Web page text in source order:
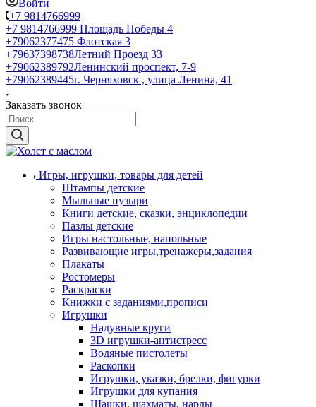
Войти
+7 9814766999
+7 9814766999 Площадь Победы 4
+79062377475 Флотская 3
+79637398738Летний Проезд 33
+79062389792Ленинский проспект, 7-9
+79062389445г. Черняховск , улица Ленина, 41
Заказать звонок
Игры, игрушки, товары для детей
Штампы детские
Мыльные пузыри
Книги детские, сказки, энциклопедии
Пазлы детские
Игры настольные, напольные
Развивающие игры,тренажеры,задания
Плакаты
Ростомеры
Раскраски
Книжки с заданиями,прописи
Игрушки
Надувные круги
3D игрушки-антистресс
Водяные пистолеты
Раскопки
Игрушки, указки, брелки, фигурки
Игрушки для купания
Шашки, шахматы, нарды